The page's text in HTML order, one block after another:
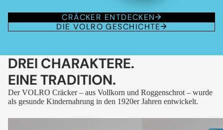
CRÄCKER ENTDECKEN
DIE VOLRO GESCHICHTE
DREI CHARAKTERE.
EINE TRADITION.
Der VOLRO Cräcker – aus Vollkorn und Roggenschrot – wurde
als gesunde Kindernahrung in den 1920er Jahren entwickelt.